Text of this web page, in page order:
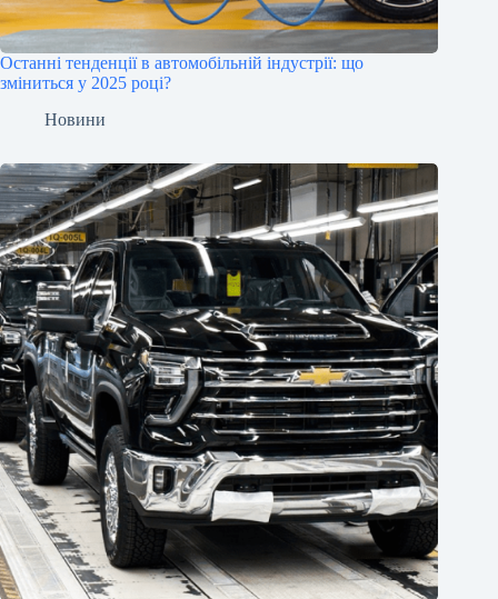
Останні тенденції в автомобільній індустрії: що
зміниться у 2025 році?
Новини